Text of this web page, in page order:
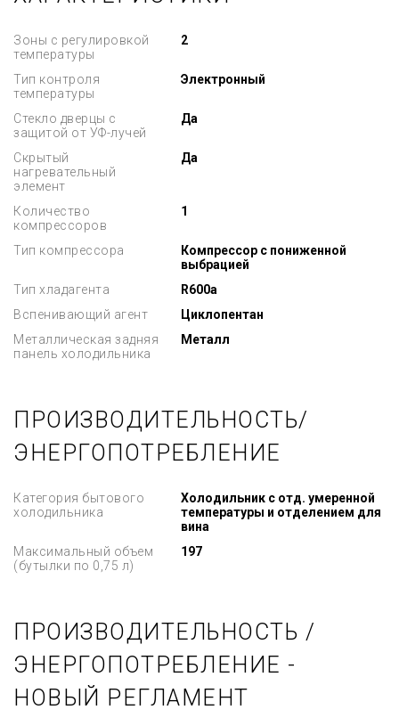
Зоны с регулировкой
температуры
2
Тип контроля
температуры
Электронный
Стекло дверцы с
защитой от УФ-лучей
Да
Скрытый
нагревательный
элемент
Да
Количество
компрессоров
1
Тип компрессора
Компрессор с пониженной
выбрацией
Тип хладагента
R600a
Вспенивающий агент
Циклопентан
Металлическая задняя
панель холодильника
Металл
ПРОИЗВОДИТЕЛЬНОСТЬ/
ЭНЕРГОПОТРЕБЛЕНИЕ
Категория бытового
холодильника
Холодильник с отд. умеренной
температуры и отделением для
вина
Максимальный объем
(бутылки по 0,75 л)
197
ПРОИЗВОДИТЕЛЬНОСТЬ /
ЭНЕРГОПОТРЕБЛЕНИЕ -
НОВЫЙ РЕГЛАМЕНТ